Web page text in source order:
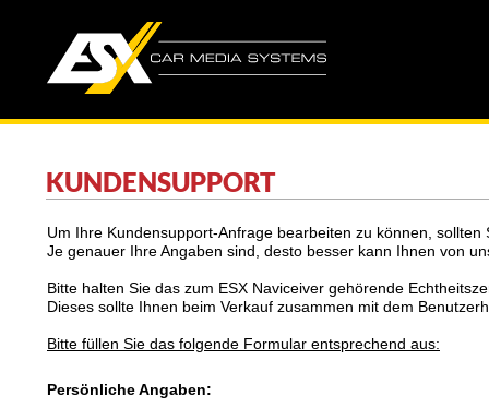
KUNDENSUPPORT
Um Ihre Kundensupport-Anfrage bearbeiten zu können,
Je genauer Ihre Angaben sind, desto besser kann Ihnen von
Bitte halten Sie das zum ESX Naviceiver gehörende
Dieses sollte Ihnen beim Verkauf zusammen mit dem
Bitte füllen Sie das folgende Formular entsprechend aus:
Persönliche Angaben: